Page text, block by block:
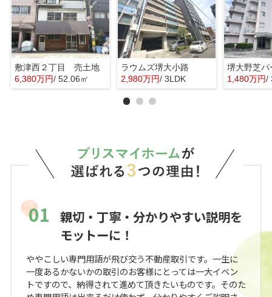
敷津西２丁目 売土地
6,380万円/ 52.06㎡
ラウムズ堺大小路
2,980万円/ 3LDK 1,480万円/
01
親切・丁寧・分かりやすい説明を
モットーに！
ややこしい専門用語が飛び交う不動産取引です。一生に
一度あるかないかの取引のお客様にとっては一大イベン
トですので、納得されて進めて頂きたいものです。そのた